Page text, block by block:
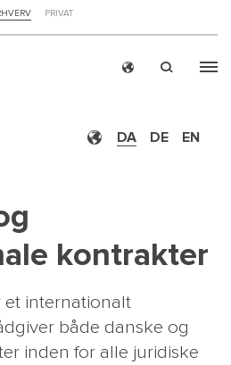
PRIVAT
DA DE
EN
kontrakter
et internationalt
både danske og
inden for alle juridiske